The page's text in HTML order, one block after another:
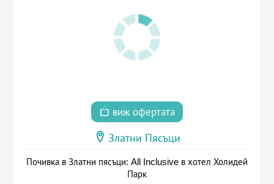
виж офертата
Златни Пясъци
Почивка в Златни пясъци: All Inclusive в хотел Холидей
Парк